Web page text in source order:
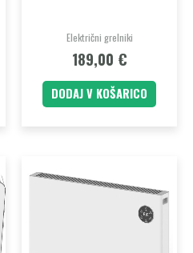
Električni grelniki
189,00 €
DODAJ V KOŠARICO